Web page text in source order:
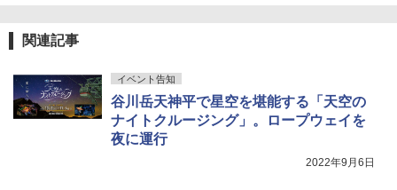
関連記事
イベント告知
谷川岳天神平で星空を堪能する「天空の
ナイトクルージング」。ロープウェイを
夜に運行
2022年9月6日